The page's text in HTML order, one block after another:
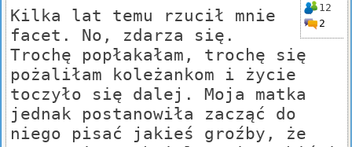
12
2
Kilka lat temu rzucił mnie
facet. No, zdarza się.
Trochę popłakałam, trochę się
pożaliłam koleżankom i życie
toczyło się dalej. Moja matka
jednak postanowiła zacząć do
niego pisać jakieś groźby, że